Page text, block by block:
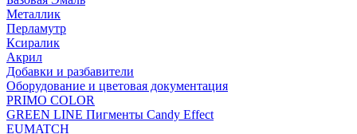
Металлик
Перламутр
Ксиралик
Акрил
Добавки и разбавители
Оборудование и цветовая документация
PRIMO COLOR
GREEN LINE Пигменты Candy Effect
EUMATCH